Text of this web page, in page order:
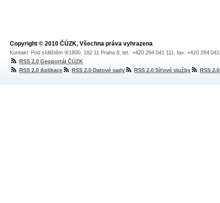
Copyright © 2010 ČÚZK, Všechna práva vyhrazena
Kontakt: Pod sídlištěm 9/1800, 182 11 Praha 8, tel.: +420 284 041 111, fax: +420 284
RSS 2.0 Geoportál ČÚZK
RSS 2.0 Aplikace
RSS 2.0 Datové sady RSS 2.0 Síťové služby RSS